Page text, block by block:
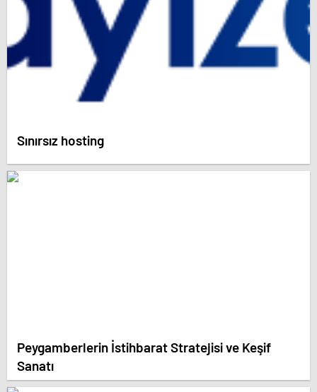
Sınırsız hosting
Peygamberlerin İstihbarat Stratejisi ve Keşif
Sanatı